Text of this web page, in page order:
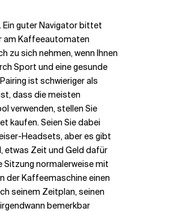
Ein guter Navigator bittet
am Kaffeeautomaten
zu sich nehmen, wenn Ihnen
Sport und eine gesunde
ist schwieriger als
dass die meisten
verwenden, stellen Sie
kaufen. Seien Sie dabei
Headsets, aber es gibt
etwas Zeit und Geld dafür
Sitzung normalerweise mit
der Kaffeemaschine einen
seinem Zeitplan, seinen
bemerkbar